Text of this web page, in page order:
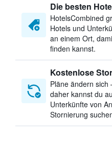
Die besten
HotelsCombined
Hotels und
an einem Ort,
finden kannst.
Kostenlose
Pläne ändern sich
daher kannst du
Unterkünfte von
Stornierung